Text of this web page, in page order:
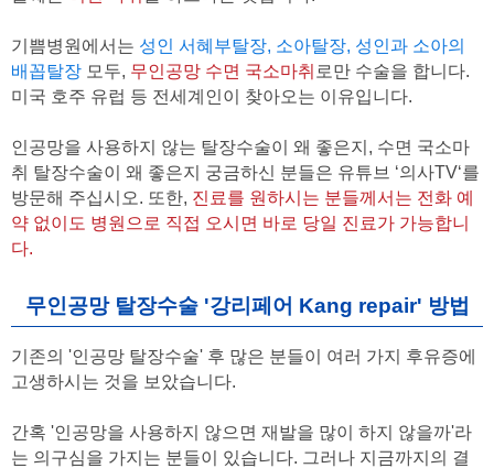
기쁨병원에서는 성인 서혜부탈장, 소아탈장, 성인과 소아의
배꼽탈장 모두, 무인공망 수면 국소마취 로만 수술을 합니다.
미국 호주 유럽 등 전세계인이 찾아오는 이유입니다.
인공망을 사용하지 않는 탈장수술이 왜 좋은지, 수면 국소마
취 탈장수술이 왜 좋은지 궁금하신 분들은 유튜브 ‘의사TV‘를
방문해 주십시오. 또한, 진료를 원하시는 분들께서는 전화 예
약 없이도 병원으로 직접 오시면 바로 당일 진료가 가능합니
다.
무인공망 탈장수술 '강리페어 Kang repair' 방법
기존의 '인공망 탈장수술' 후 많은 분들이 여러 가지 후유증에
고생하시는 것을 보았습니다.
간혹 '인공망을 사용하지 않으면 재발을 많이 하지 않을까'라
는 의구심을 가지는 분들이 있습니다. 그러나 지금까지의 결